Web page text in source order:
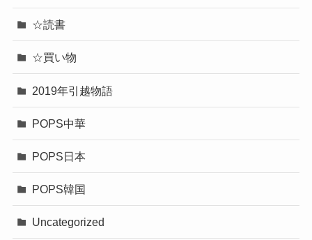
☆読書
☆買い物
2019年引越物語
POPS中華
POPS日本
POPS韓国
Uncategorized